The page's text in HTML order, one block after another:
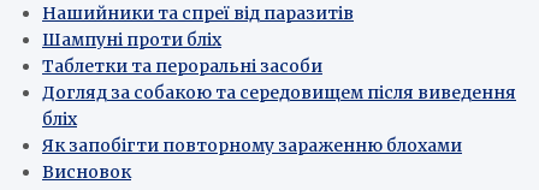
Нашийники та спреї від паразитів
Шампуні проти бліх
Таблетки та пероральні засоби
Догляд за собакою та середовищем після виведення
бліх
Як запобігти повторному зараженню блохами
Висновок